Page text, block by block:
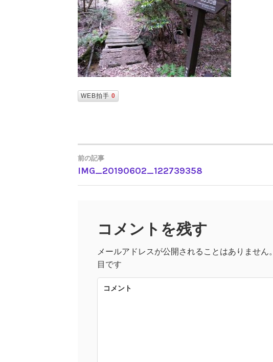
WEB拍手 0
投
前の記事
IMG_20190602_122739358
コメントを残す
メールアドレスが公開されることはありません。
目です
コメント